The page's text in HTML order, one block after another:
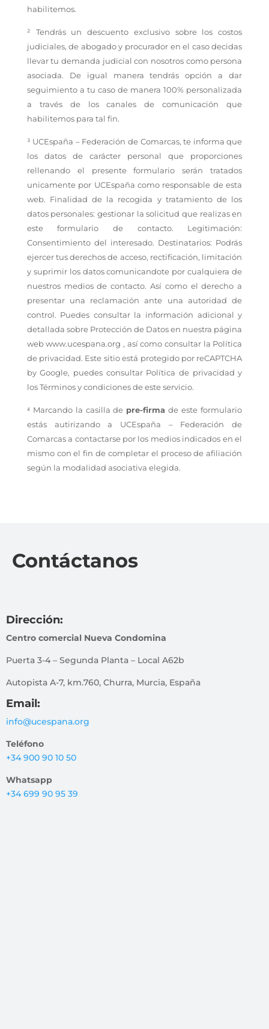
habilitemos.
² Tendrás un descuento exclusivo sobre los costos
judiciales, de abogado y procurador en el caso decidas
llevar tu demanda judicial con nosotros como persona
asociada. De igual manera tendrás opción a dar
seguimiento a tu caso de manera 100% personalizada
a través de los canales de comunicación que
habilitemos para tal fin.
³ UCEspaña – Federación de Comarcas, te informa que
los datos de carácter personal que proporciones
rellenando el presente formulario serán tratados
unicamente por UCEspaña como responsable de esta
web. Finalidad de la recogida y tratamiento de los
datos personales: gestionar la solicitud que realizas en
este formulario de contacto. Legitimación:
Consentimiento del interesado. Destinatarios: Podrás
ejercer tus derechos de acceso, rectificación, limitación
y suprimir los datos comunicandote por cualquiera de
nuestros medios de contacto. Así como el derecho a
presentar una reclamación ante una autoridad de
control. Puedes consultar la información adicional y
detallada sobre Protección de Datos en nuestra página
webwww.ucespana.org , así como consultar la Política
de privacidad. Este sitio está protegido por reCAPTCHA
by Google, puedes consultar Política de privacidad y
losTérminos y condicionesde este servicio.
⁴ Marcando la casilla de pre-firma de este formulario
estás autirizando a UCEspaña – Federación de
Comarcas a contactarse por los medios indicados en el
mismo con el fin de completar el proceso de afiliación
según la modalidad asociativa elegida.
Contáctanos
Dirección:
Centro comercial Nueva Condomina
Puerta 3-4 – Segunda Planta – Local A62b
Autopista A-7, km.760, Churra, Murcia, España
Email:
info@ucespana.org
Teléfono
+34 900 90 10 50
Whatsapp
+34 699 90 95 39